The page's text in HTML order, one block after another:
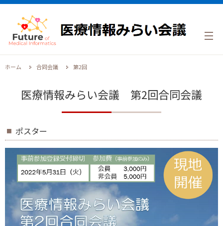
メ
ニ
ホーム 合同会議 第2回
医療情報みらい会議 第2回合同会議
ポスター